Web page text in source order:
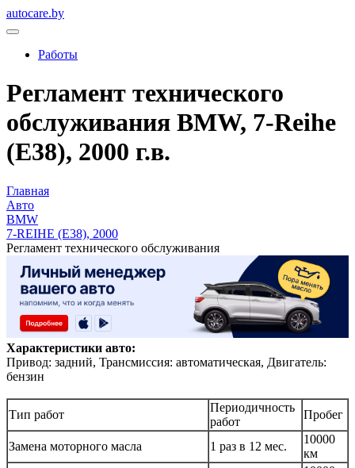
autocare.by
Работы
Регламент технического
обслуживания BMW, 7-Reihe
(E38), 2000 г.в.
Главная
Авто
BMW
7-REIHE (E38), 2000
Регламент технического обслуживания
Характеристики авто:
Привод: задний, Трансмиссия: автоматическая, Двигатель:
бензин
Тип работ
Периодичность
работ
Пробег
Замена моторного масла 1 раз в 12 мес.
10000
км